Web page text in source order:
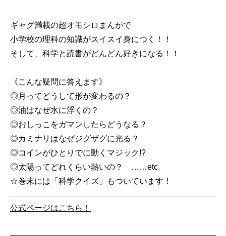
ギャグ満載の超オモシロまんがで
小学校の理科の知識がスイスイ身につく！！
そして、科学と読書がどんどん好きになる！！
《こんな疑問に答えます》
◎月ってどうして形が変わるの？
◎油はなぜ水に浮くの？
◎おしっこをガマンしたらどうなる？
◎カミナリはなぜジグザグに光る？
◎コインがひとりでに動くマジック!?
◎太陽ってどれくらい熱いの？ ……etc.
☆巻末には「科学クイズ」もついています！
公式ページはこちら！